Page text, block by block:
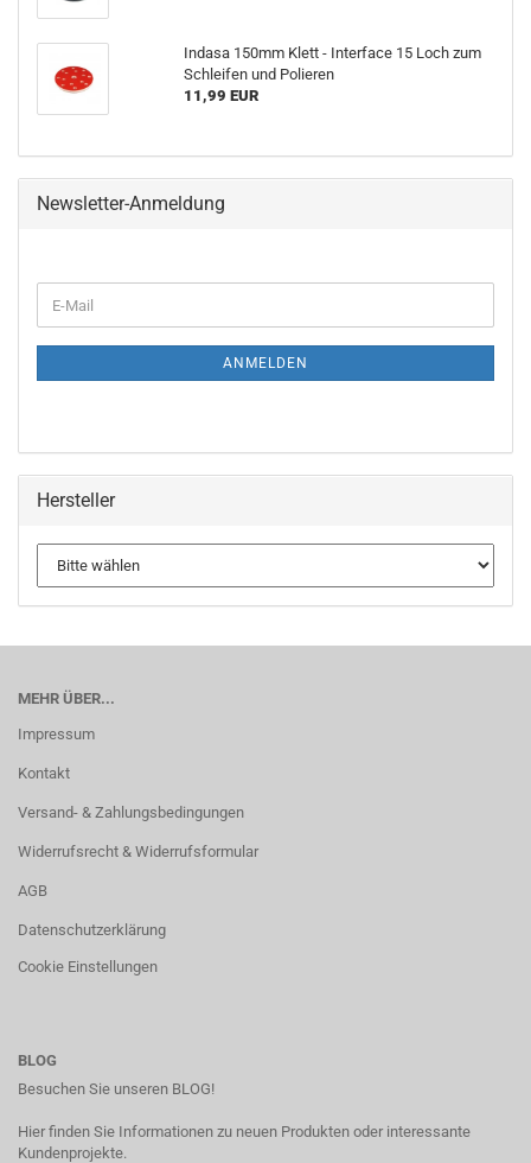
Indasa 150mm Klett - Interface 15 Loch zum
Schleifen und Polieren
11,99 EUR
Newsletter-Anmeldung
ANMELDEN
Hersteller
MEHR ÜBER...
Impressum
Kontakt
Versand- & Zahlungsbedingungen
Widerrufsrecht & Widerrufsformular
AGB
Datenschutzerklärung
Cookie Einstellungen
BLOG
Besuchen Sie unseren BLOG!
Hier finden Sie Informationen zu neuen Produkten oder interessante
Kundenprojekte.